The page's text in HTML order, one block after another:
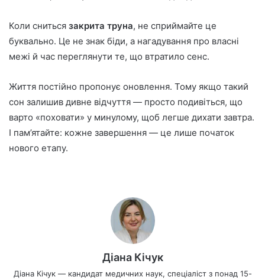
Коли сниться закрита труна, не сприймайте це
буквально. Це не знак біди, а нагадування про власні
межі й час переглянути те, що втратило сенс.
Життя постійно пропонує оновлення. Тому якщо такий
сон залишив дивне відчуття — просто подивіться, що
варто «поховати» у минулому, щоб легше дихати завтра.
І пам’ятайте: кожне завершення — це лише початок
нового етапу.
Діана Кічук
Діана Кічук — кандидат медичних наук, спеціаліст з понад 15-